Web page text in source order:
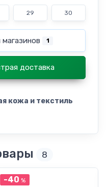
29 30
1
доставка
кожа и текстиль
8
-40 %